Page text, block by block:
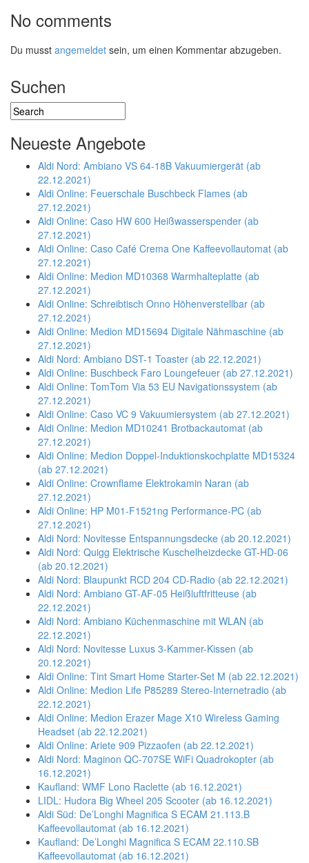
No comments
Du musst angemeldet sein, um einen Kommentar abzugeben.
Suchen
Neueste Angebote
Aldi Nord: Ambiano VS 64-18B Vakuumiergerät (ab
22.12.2021)
Aldi Online: Feuerschale Buschbeck Flames (ab
27.12.2021)
Aldi Online: Caso HW 600 Heißwasserspender (ab
27.12.2021)
Aldi Online: Caso Café Crema One Kaffeevollautomat (ab
27.12.2021)
Aldi Online: Medion MD10368 Warmhalteplatte (ab
27.12.2021)
Aldi Online: Schreibtisch Onno Höhenverstellbar (ab
27.12.2021)
Aldi Online: Medion MD15694 Digitale Nähmaschine (ab
27.12.2021)
Aldi Nord: Ambiano DST-1 Toaster (ab 22.12.2021)
Aldi Online: Buschbeck Faro Loungefeuer (ab 27.12.2021)
Aldi Online: TomTom Via 53 EU Navigationssystem (ab
27.12.2021)
Aldi Online: Caso VC 9 Vakuumiersystem (ab 27.12.2021)
Aldi Online: Medion MD10241 Brotbackautomat (ab
27.12.2021)
Aldi Online: Medion Doppel-Induktionskochplatte MD15324
(ab 27.12.2021)
Aldi Online: Crownflame Elektrokamin Naran (ab
27.12.2021)
Aldi Online: HP M01-F1521ng Performance-PC (ab
27.12.2021)
Aldi Nord: Novitesse Entspannungsdecke (ab 20.12.2021)
Aldi Nord: Quigg Elektrische Kuschelheizdecke GT-HD-06
(ab 20.12.2021)
Aldi Nord: Blaupunkt RCD 204 CD-Radio (ab 22.12.2021)
Aldi Nord: Ambiano GT-AF-05 Heißluftfritteuse (ab
22.12.2021)
Aldi Nord: Ambiano Küchenmaschine mit WLAN (ab
22.12.2021)
Aldi Nord: Novitesse Luxus 3-Kammer-Kissen (ab
20.12.2021)
Aldi Online: Tint Smart Home Starter-Set M (ab 22.12.2021)
Aldi Online: Medion Life P85289 Stereo-Internetradio (ab
22.12.2021)
Aldi Online: Medion Erazer Mage X10 Wireless Gaming
Headset (ab 22.12.2021)
Aldi Online: Ariete 909 Pizzaofen (ab 22.12.2021)
Aldi Nord: Maginon QC-707SE WiFi Quadrokopter (ab
16.12.2021)
Kaufland: WMF Lono Raclette (ab 16.12.2021)
LIDL: Hudora Big Wheel 205 Scooter (ab 16.12.2021)
Aldi Süd: De’Longhi Magnifica S ECAM 21.113.B
Kaffeevollautomat (ab 16.12.2021)
Kaufland: De’Longhi Magnifica S ECAM 22.110.SB
Kaffeevollautomat (ab 16.12.2021)